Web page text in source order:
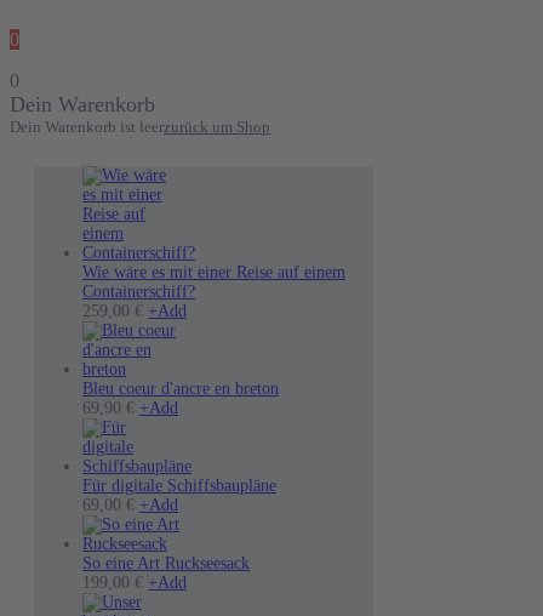
0
0
Dein Warenkorb
Dein Warenkorb ist leerzurück um Shop
Wie wäre es mit einer Reise auf einem
Containerschiff?
259,00 € +Add
Varianten
können
auf
werden
Bleu coeur d'ancre en breton
69,90 € +Add
mehrere
Varianten
Die
können
auf
Für digitale Schiffsbaupläne
69,00 € +Add
Produkt
mehrere
Varianten
So eine Art Ruckseesack
199,00 € +Add